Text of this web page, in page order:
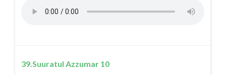
39.Suuratul Azzumar 10